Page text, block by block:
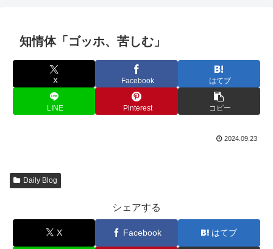
知情体「ゴッホ、苦しむ」
X Facebook はてブ
LINE Pinterest コピー
2024.09.23
Daily Blog
シェアする
X Facebook はてブ